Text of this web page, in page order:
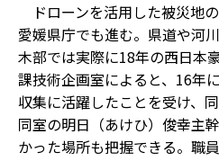
ドローンを活用した被災地
愛媛県庁でも進む。県道や河
木部では実際に18年の西日本
課技術企画室によると、16年
収集に活躍したことを受け、
同室の明日（あけひ）俊幸主
かった場所も把握できる。職